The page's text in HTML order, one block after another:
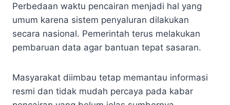
Perbedaan waktu pencairan menjadi hal yang
umum karena sistem penyaluran dilakukan
secara nasional. Pemerintah terus melakukan
pembaruan data agar bantuan tepat sasaran.
Masyarakat diimbau tetap memantau informasi
resmi dan tidak mudah percaya pada kabar